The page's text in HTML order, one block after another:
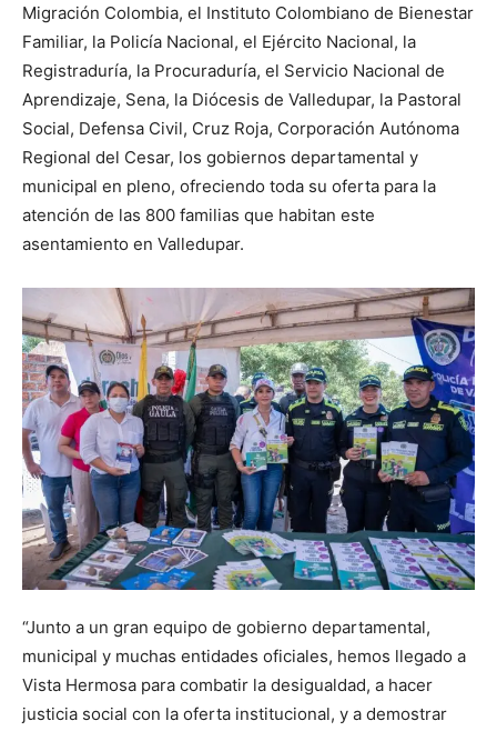
Migración Colombia, el Instituto Colombiano de Bienestar
Familiar, la Policía Nacional, el Ejército Nacional, la
Registraduría, la Procuraduría, el Servicio Nacional de
Aprendizaje, Sena, la Diócesis de Valledupar, la Pastoral
Social, Defensa Civil, Cruz Roja, Corporación Autónoma
Regional del Cesar, los gobiernos departamental y
municipal en pleno, ofreciendo toda su oferta para la
atención de las 800 familias que habitan este
asentamiento en Valledupar.
“Junto a un gran equipo de gobierno departamental,
municipal y muchas entidades oficiales, hemos llegado a
Vista Hermosa para combatir la desigualdad, a hacer
justicia social con la oferta institucional, y a demostrar